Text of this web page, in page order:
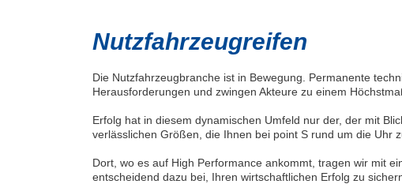
Nutzfahrzeugreifen
Die Nutzfahrzeugbranche ist in Bewegung. Permanente
Herausforderungen und zwingen Akteure zu einem
Erfolg hat in diesem dynamischen Umfeld nur der, der mit
verlässlichen Größen, die Ihnen bei point S rund um die Uhr
Dort, wo es auf High Performance ankommt, tragen wir mit
entscheidend dazu bei, Ihren wirtschaftlichen Erfolg zu